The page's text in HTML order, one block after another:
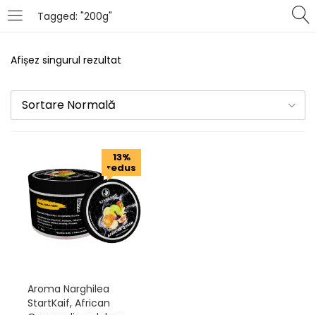
Tagged: "200g"
LOGIN
autentificare.
Îți amintești de mine
Afișez singurul rezultat
Sortare Normală
13%
redus
Aroma Narghilea
StartKaif, African